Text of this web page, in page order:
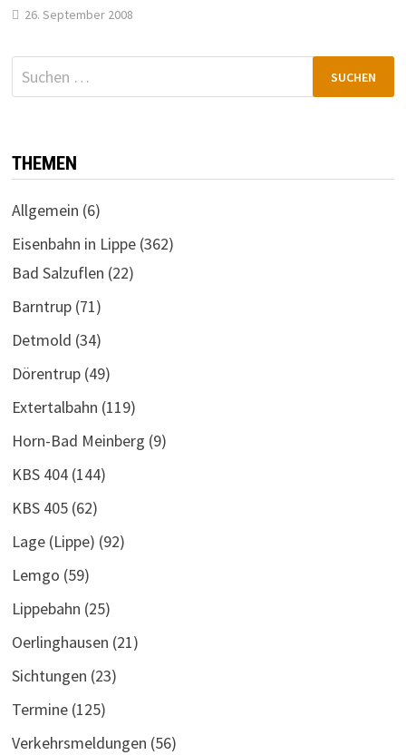
26. September 2008
Suchen
nach:
THEMEN
Allgemein (6)
Eisenbahn in Lippe(362)
Bad Salzuflen (22)
Barntrup(71)
Detmold (34)
Dörentrup(49)
Extertalbahn (119)
Horn-Bad Meinberg (9)
KBS 404(144)
KBS 405(62)
Lage (Lippe) (92)
Lemgo (59)
Lippebahn (25)
Oerlinghausen (21)
Sichtungen (23)
Termine(125)
Verkehrsmeldungen (56)